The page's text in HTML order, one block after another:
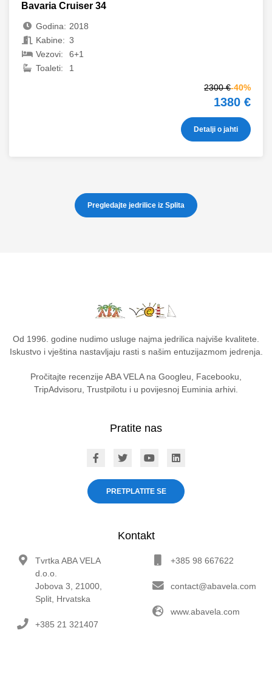
Bavaria Cruiser 34
Godina: 2018
Kabine: 3
Vezovi:
6+1
Toaleti:
1
2300 €-40%
1380 €
Detalji o jahti
Pregledajte jedrilice iz Splita
Od 1996. godine nudimo usluge najma jedrilica najviše kvalitete.
Iskustvo i vještina nastavljaju rasti s našim entuzijazmom jedrenja.
Pročitajte recenzije ABA VELA na Googleu, Facebooku,
TripAdvisoru, Trustpilotu i u povijesnoj Euminia arhivi.
Pratite nas
ABA VELA on Facebook
ABA VELA on X
ABA VELA on YouTube
ABA VELA on
PRETPLATITE SE
Kontakt
Tvrtka ABA VELA
d.o.o.
Jobova 3, 21000,
Split, Hrvatska
+385 21 321407
+385 98 667622
contact@abavela.com
www.abavela.com